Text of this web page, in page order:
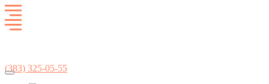
(383) 325-05-55